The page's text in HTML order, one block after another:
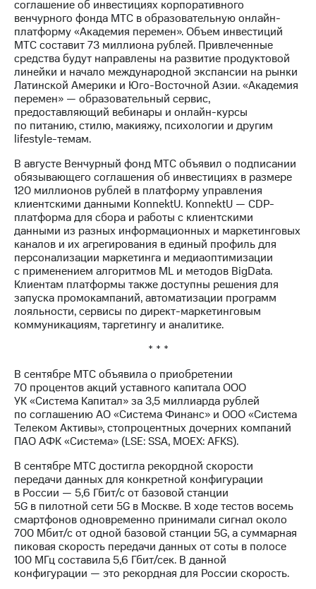
соглашение об инвестициях корпоративного
венчурного фонда МТС в образовательную онлайн-
платформу «Академия перемен». Объем инвестиций
МТС составит 73 миллиона рублей. Привлеченные
средства будут направлены на развитие продуктовой
линейки и начало международной экспансии на рынки
Латинской Америки и Юго-Восточной Азии. «Академия
перемен» — образовательный сервис,
предоставляющий вебинары и онлайн-курсы
по питанию, стилю, макияжу, психологии и другим
lifestyle-темам.
В августе Венчурный фонд МТС объявил о подписании
обязывающего соглашения об инвестициях в размере
120 миллионов рублей в платформу управления
клиентскими данными KonnektU. KonnektU — CDP-
платформа для сбора и работы с клиентскими
данными из разных информационных и маркетинговых
каналов и их агрегирования в единый профиль для
персонализации маркетинга и медиаоптимизации
с применением алгоритмов ML и методов BigData.
Клиентам платформы также доступны решения для
запуска промокампаний, автоматизации программ
лояльности, сервисы по директ-маркетинговым
коммуникациям, таргетингу и аналитике.
* * *
В сентябре МТС объявила о приобретении
70 процентов акций уставного капитала ООО
УК «Система Капитал» за 3,5 миллиарда рублей
по соглашению АО «Система Финанс» и ООО «Система
Телеком Активы», стопроцентных дочерних компаний
ПАО АФК «Система» (LSE: SSA, MOEX: AFKS).
В сентябре МТС достигла рекордной скорости
передачи данных для конкретной конфигурации
в России — 5,6 Гбит/с от базовой станции
5G в пилотной сети 5G в Москве. В ходе тестов восемь
смартфонов одновременно принимали сигнал около
700 Мбит/с от одной базовой станции 5G, а суммарная
пиковая скорость передачи данных от соты в полосе
100 МГц составила 5,6 Гбит/сек. В данной
конфигурации — это рекордная для России скорость.